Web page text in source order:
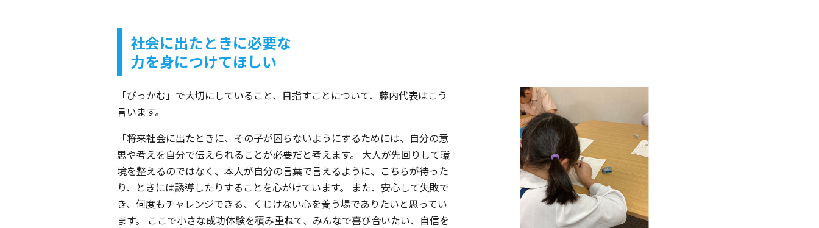
社会に出たときに必要な
力を身につけてほしい
「びっかむ」で大切にしていること、目指すことについて、藤内代表はこう
言います。
「将来社会に出たときに、その子が困らないようにするためには、自分の意
思や考えを自分で伝えられることが必要だと考えます。 大人が先回りして環
境を整えるのではなく、本人が自分の言葉で言えるように、こちらが待った
り、ときには誘導したりすることを心がけています。 また、安心して失敗で
き、何度もチャレンジできる、くじけない心を養う場でありたいと思ってい
ます。 ここで小さな成功体験を積み重ねて、みんなで喜び合いたい、自信を